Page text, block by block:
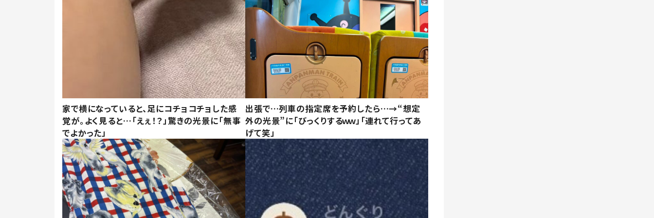
家で横になっていると、足にコチョコチョした感
覚が。よく見ると…「えぇ！？」驚きの光景に「無事
でよかった」
出張で…列車の指定席を予約したら…→“想定
外の光景”に「びっくりするｗｗ」「連れて行ってあ
げて笑」